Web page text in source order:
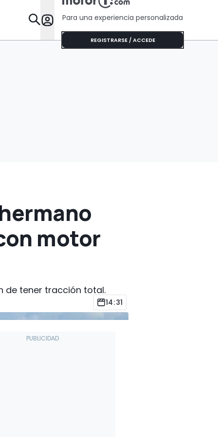
Para una experiencia personalizada
REGISTRARSE / ACCEDE
motor
de tener tracción total.
14:31